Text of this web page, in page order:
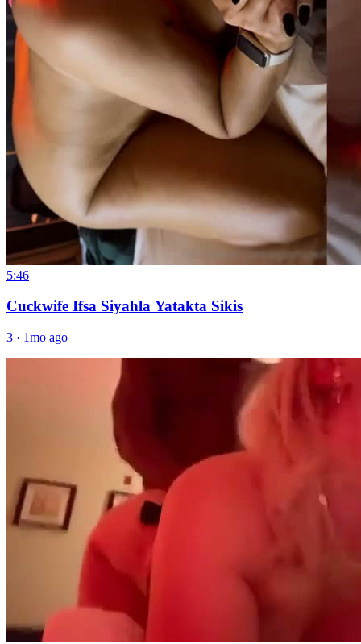
5:46
Cuckwife Ifsa Siyahla Yatakta Sikis
3 · 1mo ago